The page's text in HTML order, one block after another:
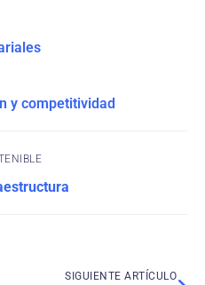
y competitividad
SIGUIENTE ARTÍCULO